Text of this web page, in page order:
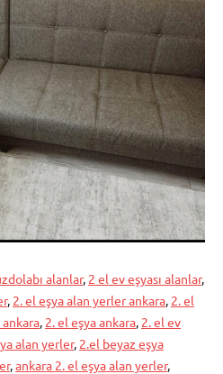
alanlar, 2 el ev eşyası alanlar,
, 2. el eşya alan yerler ankara, 2. el
, 2. el eşya ankara, 2. el ev
alan yerler, 2.el beyaz eşya
,ankara 2. el eşya alan yerler,